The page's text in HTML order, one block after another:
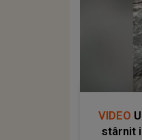
VIDEO
stârnit